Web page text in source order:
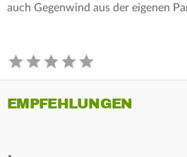
auch Gegenwind aus der eigenen
EMPFEHLUNGEN